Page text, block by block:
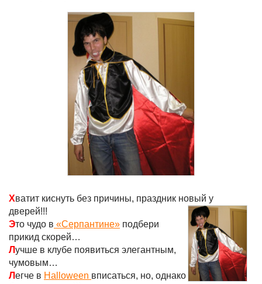
Хватит киснуть без причины, праздник новый у
дверей!!!
Это чудо в «Серпантине» подбери
прикид скорей…
Лучше в клубе появиться элегантным,
чумовым…
Легче в Halloween вписаться, но, однако